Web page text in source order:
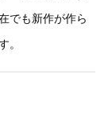
でも新作が作ら
。